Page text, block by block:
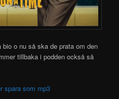
o nu så ska de prata om den
tillbaka i podden också så
spara som mp3